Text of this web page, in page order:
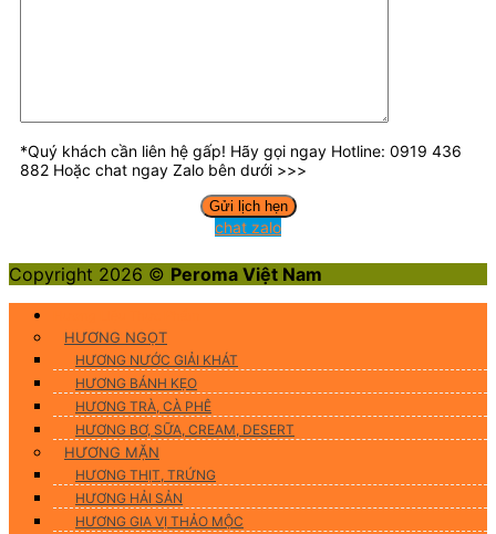
*Quý khách cần liên hệ gấp! Hãy gọi ngay Hotline: 0919 436
882 Hoặc chat ngay Zalo bên dưới >>>
chat zalo
Copyright 2026 © Peroma Việt Nam
HƯƠNG NGỌT
HƯƠNG NƯỚC GIẢI KHÁT
HƯƠNG BÁNH KẸO
HƯƠNG TRÀ, CÀ PHÊ
HƯƠNG BƠ, SỮA, CREAM, DESERT
HƯƠNG MẶN
HƯƠNG THỊT, TRỨNG
HƯƠNG HẢI SẢN
HƯƠNG GIA VỊ THẢO MỘC